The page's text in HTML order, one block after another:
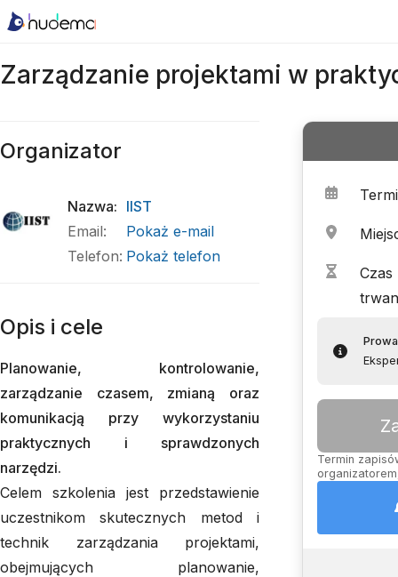
Zarządzanie projektami w
Czas
Termin
Organizator
Nazwa: IIST
Email:
Pokaż e-mail
Telefon: Pokaż telefon
Opis i cele
Planowanie, kontrolowanie,
zarządzanie czasem, zmianą oraz
komunikacją przy wykorzystaniu
praktycznych i sprawdzonych
narzędzi.
Celem szkolenia jest przedstawienie
uczestnikom skutecznych metod i
technik zarządzania projektami,
obejmujących planowanie,